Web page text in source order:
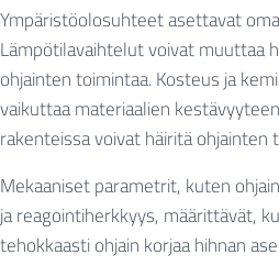
Ympäristöolosuhteet asettavat
Lämpötilavaihtelut voivat muuttaa
ohjainten toimintaa. Kosteus ja
vaikuttaa materiaalien
rakenteissa voivat häiritä ohjainten
Mekaaniset parametrit, kuten
ja reagointiherkkyys, määrittävät,
tehokkaasti ohjain korjaa hihnan